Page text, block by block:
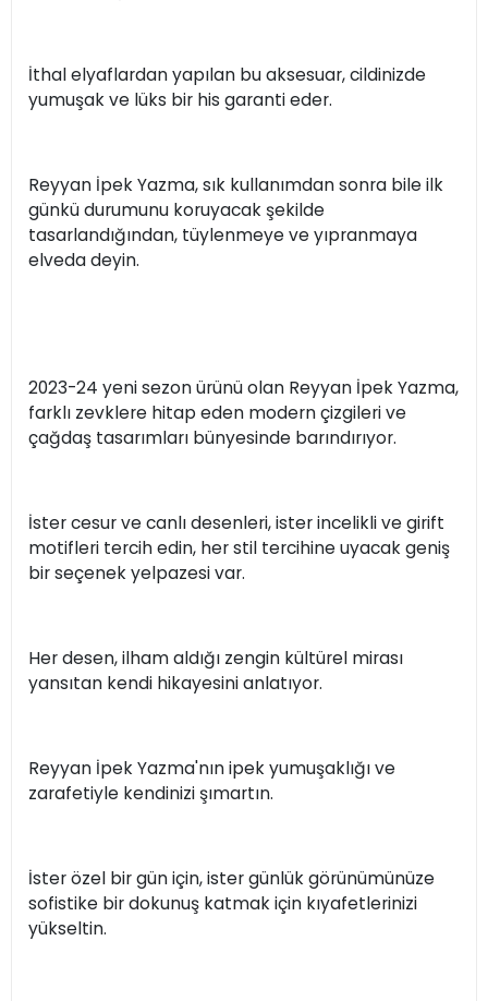
İthal elyaflardan yapılan bu aksesuar, cildinizde
yumuşak ve lüks bir his garanti eder.
Reyyan İpek Yazma, sık kullanımdan sonra bile ilk
günkü durumunu koruyacak şekilde
tasarlandığından, tüylenmeye ve yıpranmaya
elveda deyin.
2023-24 yeni sezon ürünü olan Reyyan İpek Yazma,
farklı zevklere hitap eden modern çizgileri ve
çağdaş tasarımları bünyesinde barındırıyor.
İster cesur ve canlı desenleri, ister incelikli ve girift
motifleri tercih edin, her stil tercihine uyacak geniş
bir seçenek yelpazesi var.
Her desen, ilham aldığı zengin kültürel mirası
yansıtan kendi hikayesini anlatıyor.
Reyyan İpek Yazma'nın ipek yumuşaklığı ve
zarafetiyle kendinizi şımartın.
İster özel bir gün için, ister günlük görünümünüze
sofistike bir dokunuş katmak için kıyafetlerinizi
yükseltin.